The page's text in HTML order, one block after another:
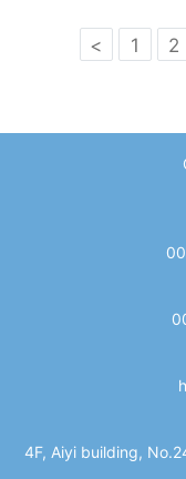
< 1 2
4F, Aiyi building,